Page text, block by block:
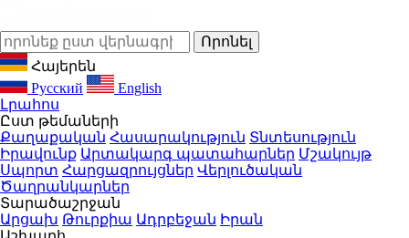
Հայերեն
Русский
English
Լրահոս
Ըստ թեմաների
Քաղաքական Հասարակություն Տնտեսություն
Իրավունք Արտակարգ պատահարներ Մշակույթ
Սպորտ Հարցազրույցներ Վերլուծական
Ծաղրանկարներ
Տարածաշրջան
Արցախ Թուրքիա Ադրբեջան Իրան